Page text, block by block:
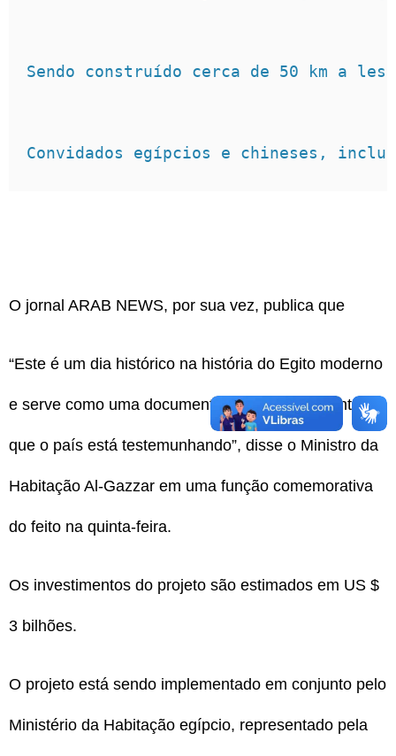
Sendo construído cerca de 50 km a
Convidados egípcios e chineses,
O jornal ARAB NEWS, por sua vez, publica que
“Este é um dia histórico na história do Egito moderno
e serve como uma documentação do crescimento
que o país está testemunhando”, disse o Ministro da
Habitação Al-Gazzar em uma função comemorativa
do feito na quinta-feira.
Os investimentos do projeto são estimados em US $
3 bilhões.
O projeto está sendo implementado em conjunto pelo
Ministério da Habitação egípcio, representado pela